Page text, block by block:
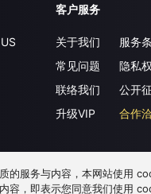
客户服务
关于我们
常见问题
联络我们
升级VIP
服务
隐私权
公开
合作
的服务与内容，本网站使用
容，即表示您同意我们使用